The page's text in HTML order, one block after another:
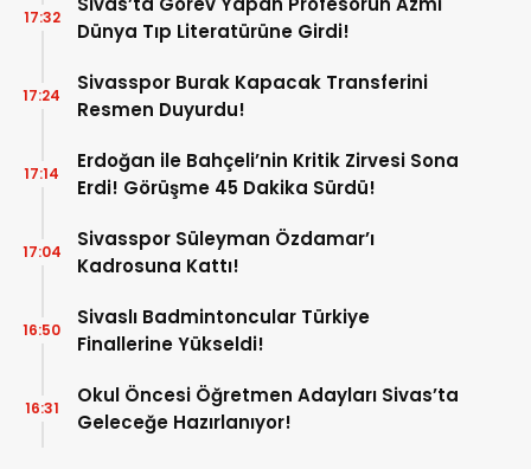
Dünya Tıp Literatürüne Girdi!
17:32
Sivasspor Burak Kapacak Transferini
Resmen Duyurdu!
17:24
Erdoğan ile Bahçeli’nin Kritik Zirvesi Sona
Erdi! Görüşme 45 Dakika Sürdü!
17:14
Sivasspor Süleyman Özdamar’ı
Kadrosuna Kattı!
17:04
Sivaslı Badmintoncular Türkiye
Finallerine Yükseldi!
16:50
Okul Öncesi Öğretmen Adayları Sivas’ta
Geleceğe Hazırlanıyor!
16:31